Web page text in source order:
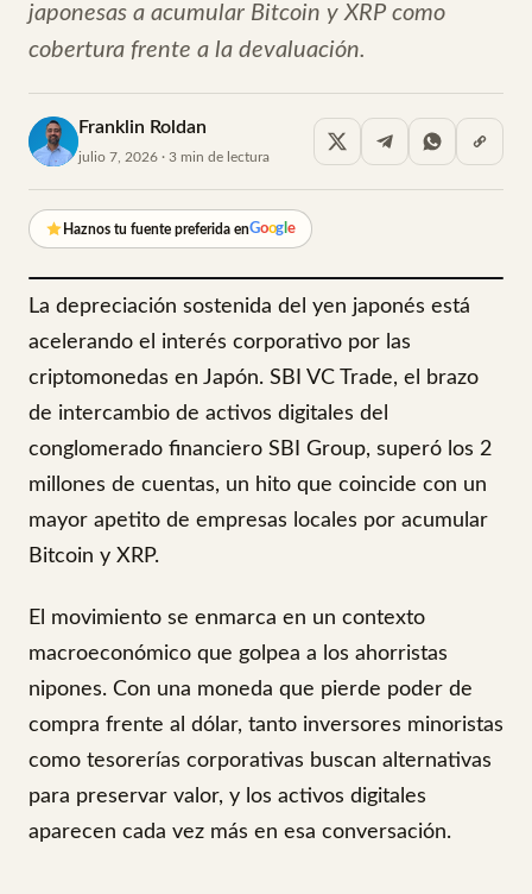
japonesas a acumular Bitcoin y XRP como
cobertura frente a la devaluación.
Franklin Roldan
julio 7, 2026 · 3 min de lectura
Haznos tu fuente preferida enGoog e
La depreciación sostenida del yen japonés está
acelerando el interés corporativo por las
criptomonedas en Japón. SBI VC Trade, el brazo
de intercambio de activos digitales del
conglomerado financiero SBI Group, superó los 2
millones de cuentas, un hito que coincide con un
mayor apetito de empresas locales por acumular
Bitcoin y XRP.
El movimiento se enmarca en un contexto
macroeconómico que golpea a los ahorristas
nipones. Con una moneda que pierde poder de
compra frente al dólar, tanto inversores minoristas
como tesorerías corporativas buscan alternativas
para preservar valor, y los activos digitales
aparecen cada vez más en esa conversación.